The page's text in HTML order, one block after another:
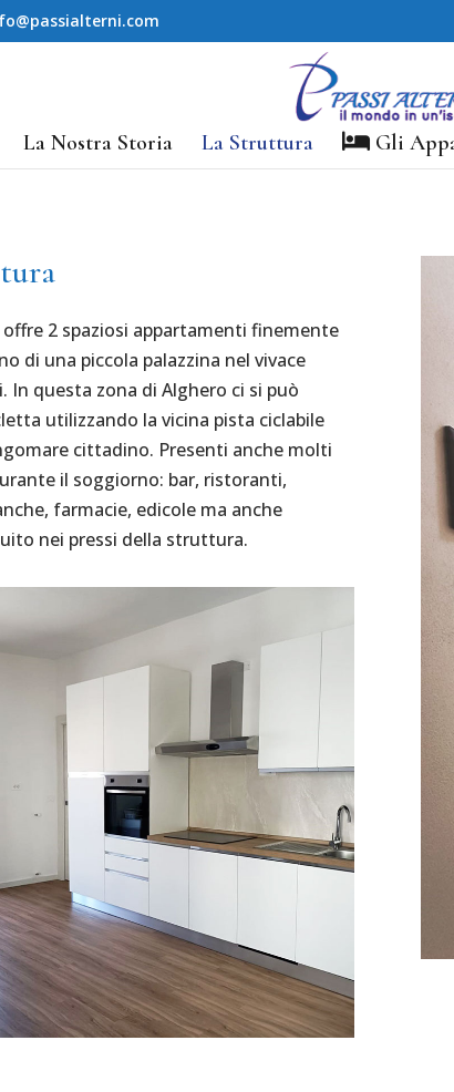
La Nostra Storia La Struttura Gli
2 spaziosi appartamenti finemente
di una piccola palazzina nel vivace
In questa zona di Alghero ci si può
utilizzando la vicina pista ciclabile
cittadino. Presenti anche molti
il soggiorno: bar, ristoranti,
farmacie, edicole ma anche
nei pressi della struttura.